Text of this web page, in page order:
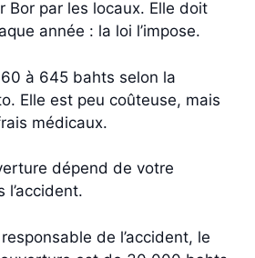
Bor par les locaux. Elle doit
année : la loi l’impose.
à 645 bahts selon la
Elle est peu coûteuse, mais
médicaux.
dépend de votre
l’accident.
de l’accident, le